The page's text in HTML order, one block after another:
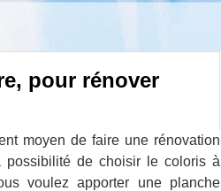
pour rénover
moyen de faire une rénovation
de choisir le coloris à
voulez apporter une planche